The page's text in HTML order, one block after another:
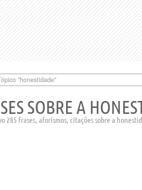
"honestidade"
SOBRE A
285 frases, aforismos, citações sobre a